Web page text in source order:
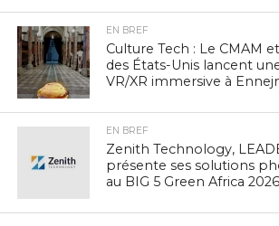
EN BREF
Culture Tech : Le CMAM
des États-Unis lancent
VR/XR immersive à
EN BREF
Zenith Technology,
présente ses solutions
au BIG 5 Green Africa 2026